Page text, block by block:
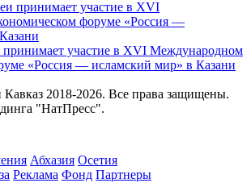
принимает участие в XVI Международном
«Россия — исламский мир» в Казани
2018-2026. Все права защищены.
"НатПресс".
Абхазия Осетия
Реклама Фонд Партнеры